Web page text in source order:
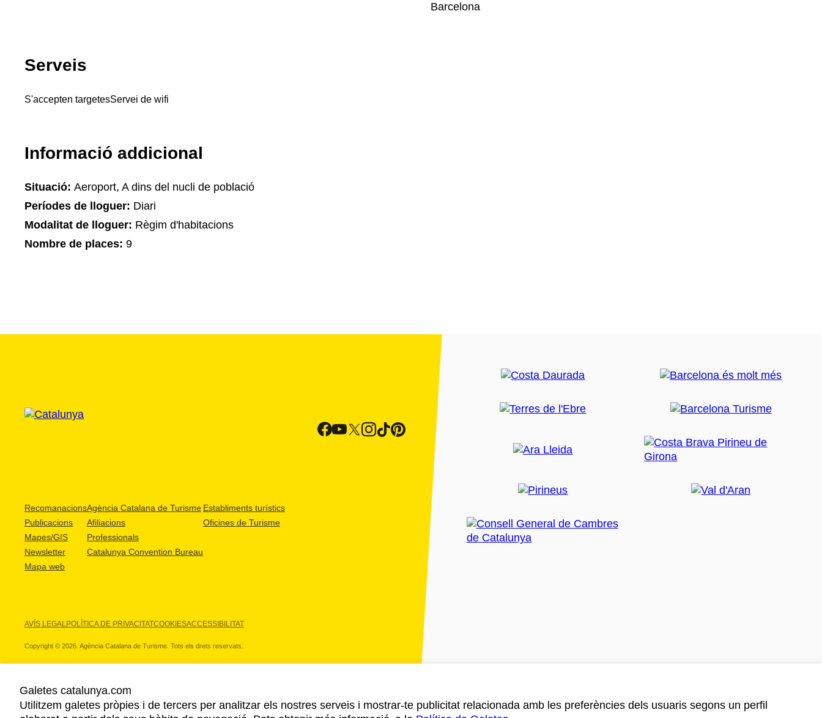
Barcelona
Serveis
S'accepten targetesServei de wifi
Informació addicional
Situació: Aeroport, A dins del nucli de població
Períodes de lloguer: Diari
Modalitat de lloguer: Règim d'habitacions
Nombre de places: 9
Recomanacions
Publicacions
Mapes/GIS
Newsletter
Mapa web
Agència Catalana de Turisme
Afiliacions
Professionals
Catalunya Convention Bureau
Establiments turístics
Oficines de Turisme
AVÍS LEGALPOLÍTICA DE PRIVACITATCOOKIESACCESSIBILITAT
Copyright © 2026. Agència Catalana de Turisme. Tots els drets reservats.
ELS NOSTRES PARTNERS
Galetes catalunya.com
Utilitzem galetes pròpies i de tercers per analitzar els nostres serveis i mostrar-te publicitat relacionada amb les preferències dels usuaris segons un perfil